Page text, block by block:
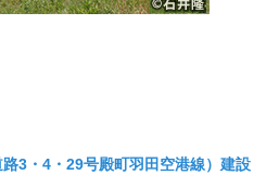
3・4・29号殿町羽田空港線）建設